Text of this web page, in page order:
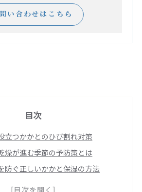
い合わせはこちら
目次
立つかかとのひび割れ対策
燥が進む季節の予防策とは
防ぐ正しいかかと保湿の方法
で角質の蓄積を抑えるコツ